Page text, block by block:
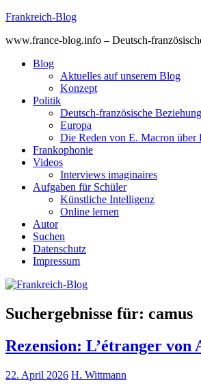
Skip
content
Frankreich-Blog
www.france-blog.info – Deutsch-
Blog
Aktuelles auf unserem Blog
Konzept
Politik
Deutsch-französische
Europa
Die Reden von E. Macron über
Frankophonie
Videos
Interviews imaginaires
Aufgaben für Schüler
Künstliche Intelligenz
Online lernen
Autor
Suchen
Datenschutz
Impressum
Suchergebnisse für: camus
Rezension: L’étranger
22. April 2026 H. Wittmann